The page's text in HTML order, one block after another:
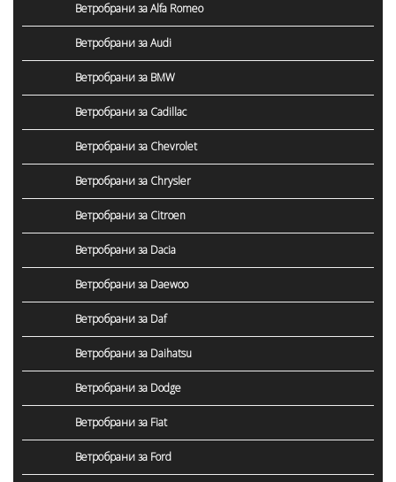
Ветробрани за Alfa Romeo
Ветробрани за Audi
Ветробрани за BMW
Ветробрани за Cadillac
Ветробрани за Chevrolet
Ветробрани за Chrysler
Ветробрани за Citroen
Ветробрани за Dacia
Ветробрани за Daewoo
Ветробрани за Daf
Ветробрани за Daihatsu
Ветробрани за Dodge
Ветробрани за Fiat
Ветробрани за Ford